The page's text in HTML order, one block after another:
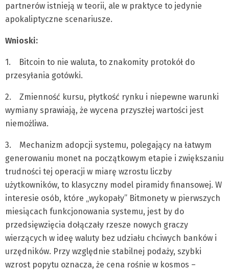
partnerów istnieją w teorii, ale w praktyce to jedynie
apokaliptyczne scenariusze.
Wnioski:
1. Bitcoin to nie waluta, to znakomity protokół do
przesyłania gotówki.
2. Zmienność kursu, płytkość rynku i niepewne warunki
wymiany sprawiają, że wycena przyszłej wartości jest
niemożliwa.
3. Mechanizm adopcji systemu, polegający na łatwym
generowaniu monet na początkowym etapie i zwiększaniu
trudności tej operacji w miarę wzrostu liczby
użytkowników, to klasyczny model piramidy finansowej. W
interesie osób, które „wykopały” Bitmonety w pierwszych
miesiącach funkcjonowania systemu, jest by do
przedsięwzięcia dołączały rzesze nowych graczy
wierzących w ideę waluty bez udziału chciwych banków i
urzędników. Przy względnie stabilnej podaży, szybki
wzrost popytu oznacza, że cena rośnie w kosmos –